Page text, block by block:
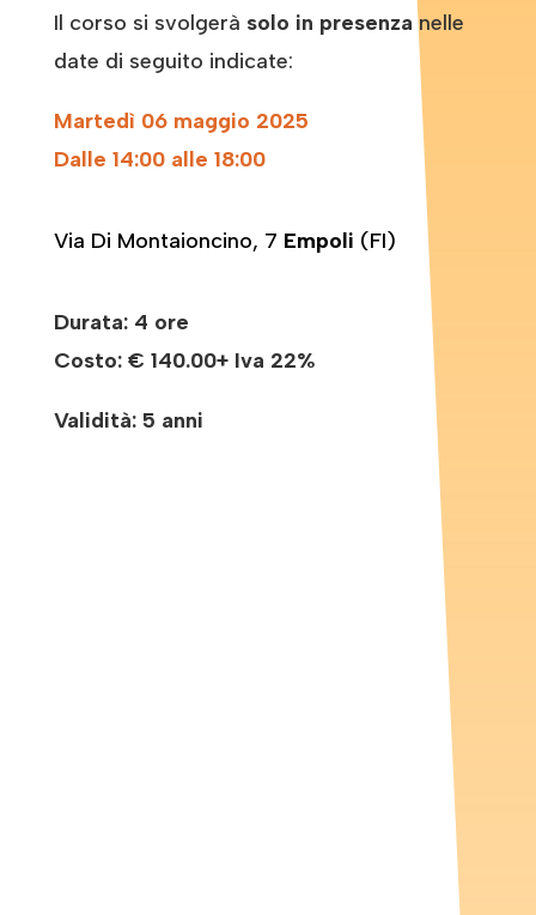
Il corso si svolgerà solo in presenza nelle
date di seguito indicate:
Martedì 06 maggio 2025
Dalle 14:00 alle 18:00
Via Di Montaioncino, 7 Empoli (FI)
Durata: 4 ore
Costo: € 140.00+ Iva 22%
Validità: 5 anni